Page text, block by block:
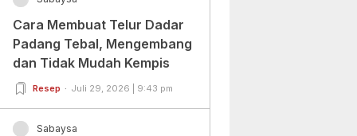
Cara Membuat Telur Dadar
Padang Tebal, Mengembang
dan Tidak Mudah Kempis
Resep Juli 29, 2026 | 9:43 pm
Sabaysa